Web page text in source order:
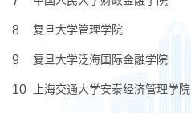
8 复旦大学管理学院
9 复旦大学泛海国际金融学院
10 上海交通大学安泰经济管理学院